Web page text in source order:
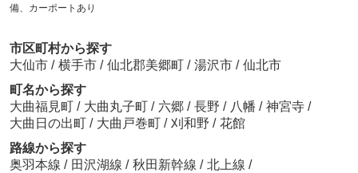
備、カーポートあり
市区町村から探す
大仙市 / 横手市 / 仙北郡美郷町 / 湯沢市 / 仙北市
町名から探す
大曲福見町 / 大曲丸子町 / 六郷 / 長野 / 八幡 / 神宮寺 /
大曲日の出町 / 大曲戸巻町 / 刈和野 / 花館
路線から探す
奥羽本線 / 田沢湖線 / 秋田新幹線 / 北上線 /